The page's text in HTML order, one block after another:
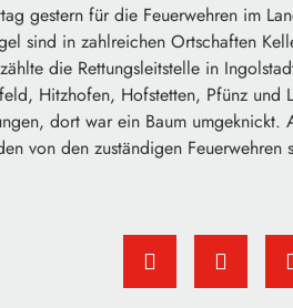
gestern für die Feuerwehren im
sind in zahlreichen Ortschaften
die Rettungsleitstelle in
Hitzhofen, Hofstetten, Pfünz und
dort war ein Baum
von den zuständigen Feuerwehren